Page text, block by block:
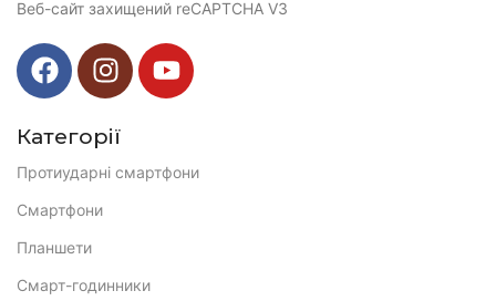
Веб-сайт захищений reCAPTCHA V3
Категорії
Протиударні смартфони
Смартфони
Планшети
Смарт-годинники